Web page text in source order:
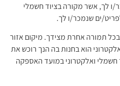
ו לך, אשר מקורה בציוד חשמלי
ים שנמכר/ו לך.
תמורה אחרת מצידך. מיקום אזור
הוא בחנות בה הנך רוכש את
ואלקטרוני במועד האספקה